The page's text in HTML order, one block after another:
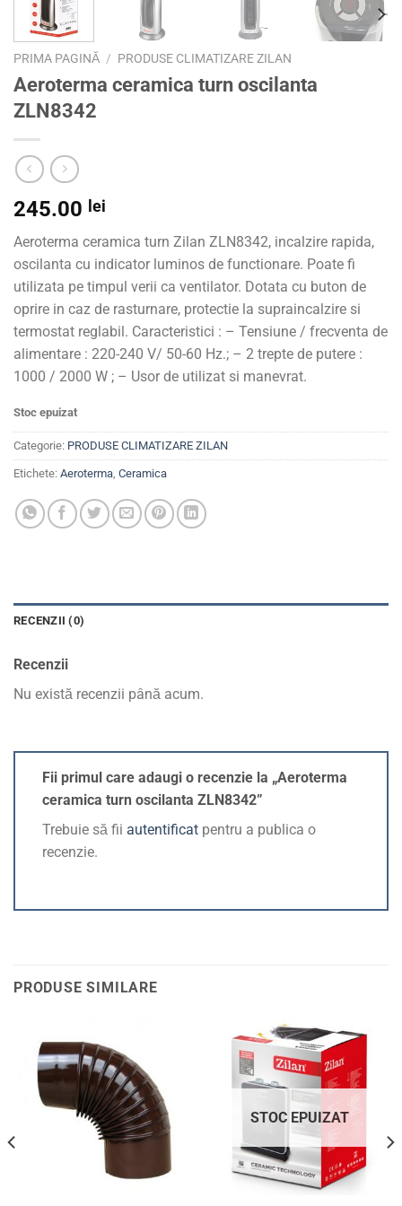
PRIMA PAGINĂ / PRODUSE CLIMATIZARE ZILAN
Aeroterma ceramica turn oscilanta
ZLN8342
245.00 lei
Aeroterma ceramica turn Zilan ZLN8342, incalzire rapida,
oscilanta cu indicator luminos de functionare. Poate fi
utilizata pe timpul verii ca ventilator. Dotata cu buton de
oprire in caz de rasturnare, protectie la supraincalzire si
termostat reglabil. Caracteristici : – Tensiune / frecventa de
alimentare : 220-240 V/ 50-60 Hz.; – 2 trepte de putere :
1000 / 2000 W ; – Usor de utilizat si manevrat.
Stoc epuizat
Categorie: PRODUSE CLIMATIZARE ZILAN
Etichete: Aeroterma, Ceramica
RECENZII (0)
Recenzii
Nu există recenzii până acum.
Fii primul care adaugi o recenzie la „Aeroterma
ceramica turn oscilanta ZLN8342”
Trebuie să fii autentificat pentru a publica o
recenzie.
PRODUSE SIMILARE
STOC EPUIZAT